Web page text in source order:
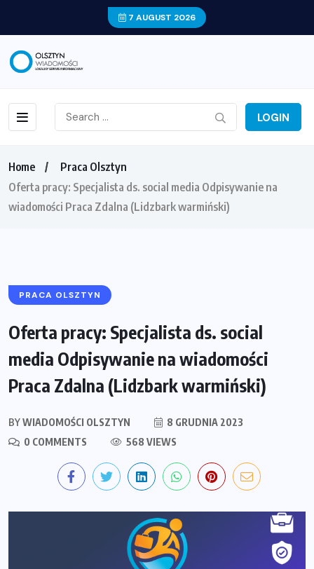
7 AUGUST 2026
LOGIN
Home
Praca Olsztyn
Oferta pracy: Specjalista ds. social media Odpisywanie na
wiadomości Praca Zdalna (Lidzbark warmiński)
PRACA OLSZTYN
Oferta pracy: Specjalista ds. social
media Odpisywanie na wiadomości
Praca Zdalna (Lidzbark warmiński)
BYWIADOMOŚCI OLSZTYN
8 GRUDNIA 2023
0 COMMENTS
568 VIEWS